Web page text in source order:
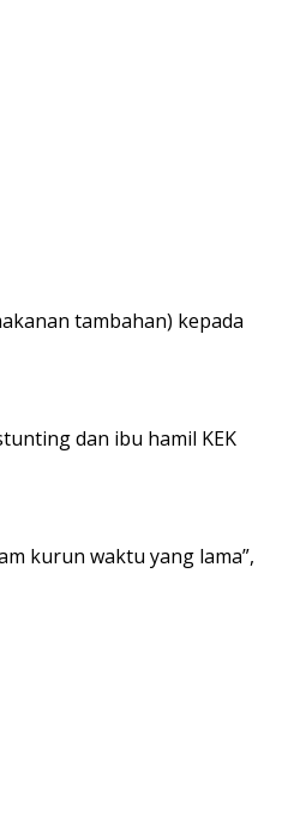
tambahan) kepada
dan ibu hamil KEK
kurun waktu yang lama”,